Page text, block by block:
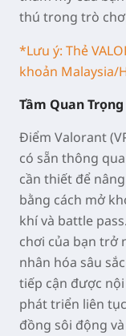
thú trong trò
*Lưu ý: Thẻ
khoản Malaysia/
Tầm Quan
Điểm Valorant
có sẵn thông
cần thiết để
bằng cách mở
khí và battle
chơi của bạn trở
nhân hóa sâu
tiếp cận được
phát triển liên
đồng sôi động